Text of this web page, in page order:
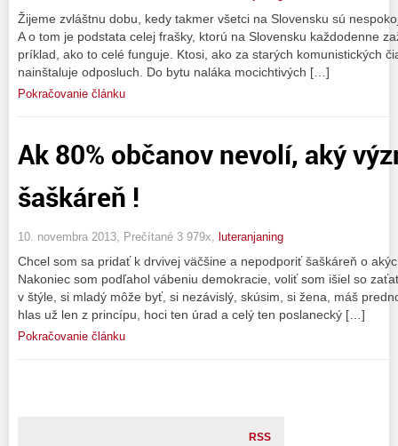
Žijeme zvláštnu dobu, kedy takmer všetci na Slovensku sú
A o tom je podstata celej frašky, ktorú na Slovensku každodenne
príklad, ako to celé funguje. Ktosi, ako za starých komunistických
nainštaluje odposluch. Do bytu naláka mocichtivých […]
Pokračovanie článku
Ak 80% občanov nevolí, aký
šaškáreň !
10. novembra 2013, Prečítané 3 979x, luteranjaning
Chcel som sa pridať k drvivej väčšine a nepodporiť šaškáreň o
Nakoniec som podľahol vábeniu demokracie, voliť som išiel so
v štýle, si mladý môže byť, si nezávislý, skúsim, si žena, máš
hlas už len z princípu, hoci ten úrad a celý ten poslanecký […]
Pokračovanie článku
RSS